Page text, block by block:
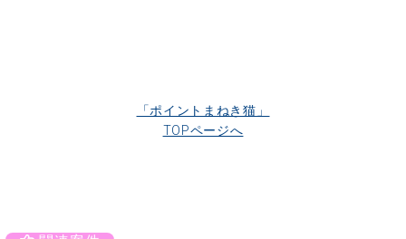
「ポイントまねき猫」
TOPページへ